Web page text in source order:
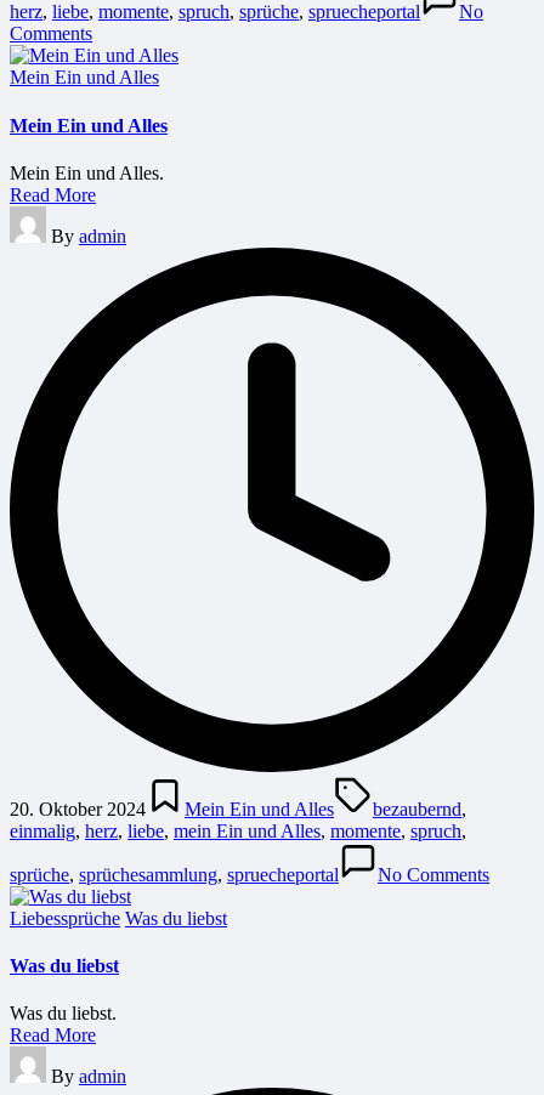
herz, liebe, momente, spruch, sprüche, spruecheportal
No
Comments
Posted
Mein Ein und Alles
Mein Ein und Alles
Mein Ein und Alles.
Read More
Posted
by
By admin
20. Oktober 2024
Posted
in
Mein Ein und Alles
Tags:
bezaubernd,
einmalig, herz, liebe, mein Ein und Alles, momente, spruch,
sprüche, sprüchesammlung, spruecheportal No Comments
Posted
Liebessprüche Was du liebst
Was du liebst
Was du liebst.
Read More
Posted
by
By admin